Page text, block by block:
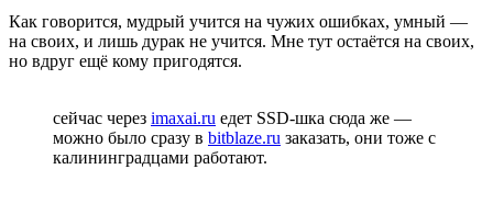
Как говорится, мудрый учится на чужих ошибках, умный —
на своих, и лишь дурак не учится. Мне тут остаётся на своих,
но вдруг ещё кому пригодятся.
сейчас через imaxai.ru едет SSD-шка сюда же —
можно было сразу в bitblaze.ru заказать, они тоже с
калининградцами работают.